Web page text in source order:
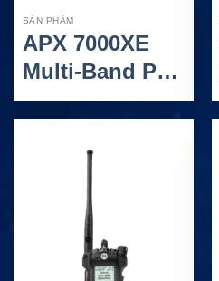
SẢN PHẨM
APX 7000XE
Multi-Band P25
Portable Radio
– Bộ Đàm P25
Đa Băng Tần
Siêu Bền